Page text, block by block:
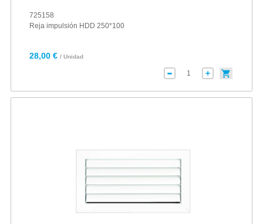
725158
Reja impulsión HDD 250*100
28,00 € / Unidad